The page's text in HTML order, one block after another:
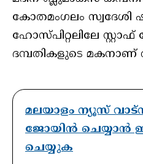
കോതമംഗലം സ്വദേശി
ഹോസ്പിറ്റലിലേ
ദമ്പതികളുടെ
മലയാളം ന്യൂസ്
ജോയിൻ ചെയ്യാൻ
ചെയ്യുക